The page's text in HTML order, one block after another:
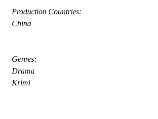
Production Countries:
China
Genres:
Drama
Krimi